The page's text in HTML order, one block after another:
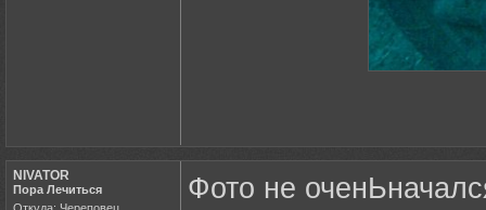
NIVATOR
Пора Лечиться
Фото не